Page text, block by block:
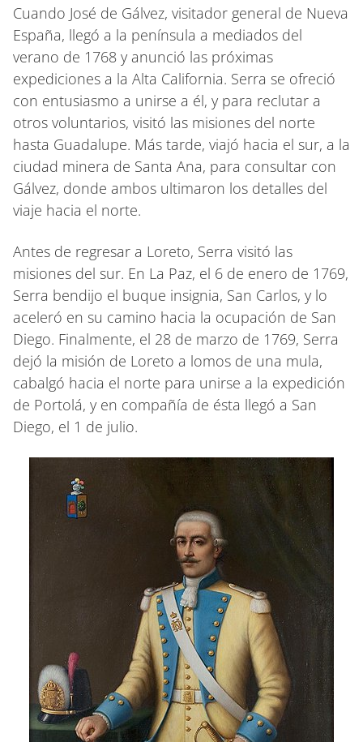
Cuando José de Gálvez, visitador general de Nueva
España, llegó a la península a mediados del
verano de 1768 y anunció las próximas
expediciones a la Alta California. Serra se ofreció
con entusiasmo a unirse a él, y para reclutar a
otros voluntarios, visitó las misiones del norte
hasta Guadalupe. Más tarde, viajó hacia el sur, a la
ciudad minera de Santa Ana, para consultar con
Gálvez, donde ambos ultimaron los detalles del
viaje hacia el norte.
Antes de regresar a Loreto, Serra visitó las
misiones del sur. En La Paz, el 6 de enero de 1769,
Serra bendijo el buque insignia, San Carlos, y lo
aceleró en su camino hacia la ocupación de San
Diego. Finalmente, el 28 de marzo de 1769, Serra
dejó la misión de Loreto a lomos de una mula,
cabalgó hacia el norte para unirse a la expedición
de Portolá, y en compañía de ésta llegó a San
Diego, el 1 de julio.